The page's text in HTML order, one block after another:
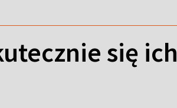
się ich